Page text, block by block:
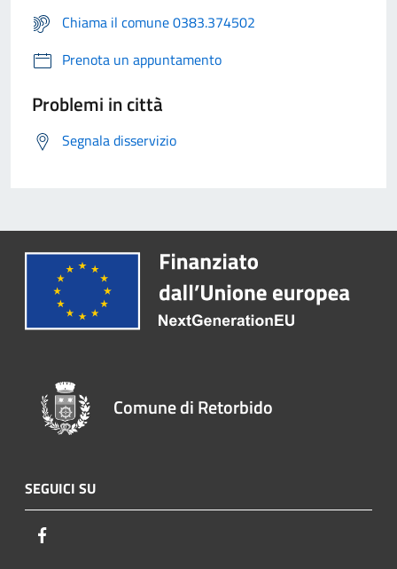
Chiama il comune 0383.374502
Prenota un appuntamento
Problemi in città
Segnala disservizio
Comune di Retorbido
SEGUICI SU